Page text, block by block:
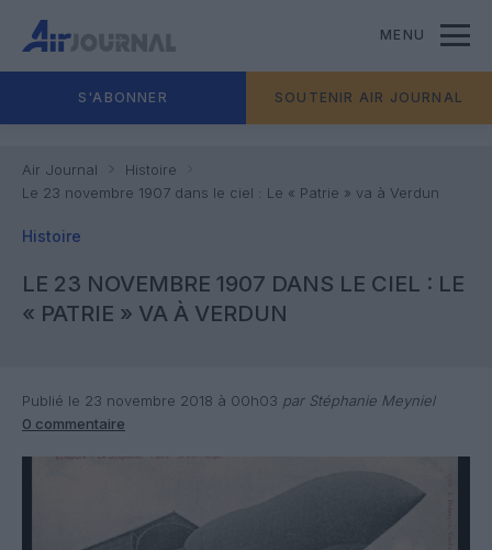
MENU
S'ABONNER SOUTENIR AIR JOURNAL
Air Journal
Histoire
Le 23 novembre 1907 dans le ciel : Le « Patrie » va à Verdun
Histoire
LE 23 NOVEMBRE 1907 DANS LE CIEL : LE
« PATRIE » VA À VERDUN
Publié le 23 novembre 2018 à 00h03 par Stéphanie Meyniel
0 commentaire